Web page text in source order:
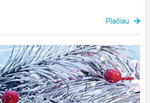
Plačiau